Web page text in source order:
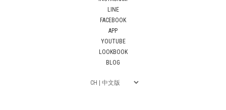
LINE
FACEBOOK
APP
YOUTUBE
LOOKBOOK
BLOG